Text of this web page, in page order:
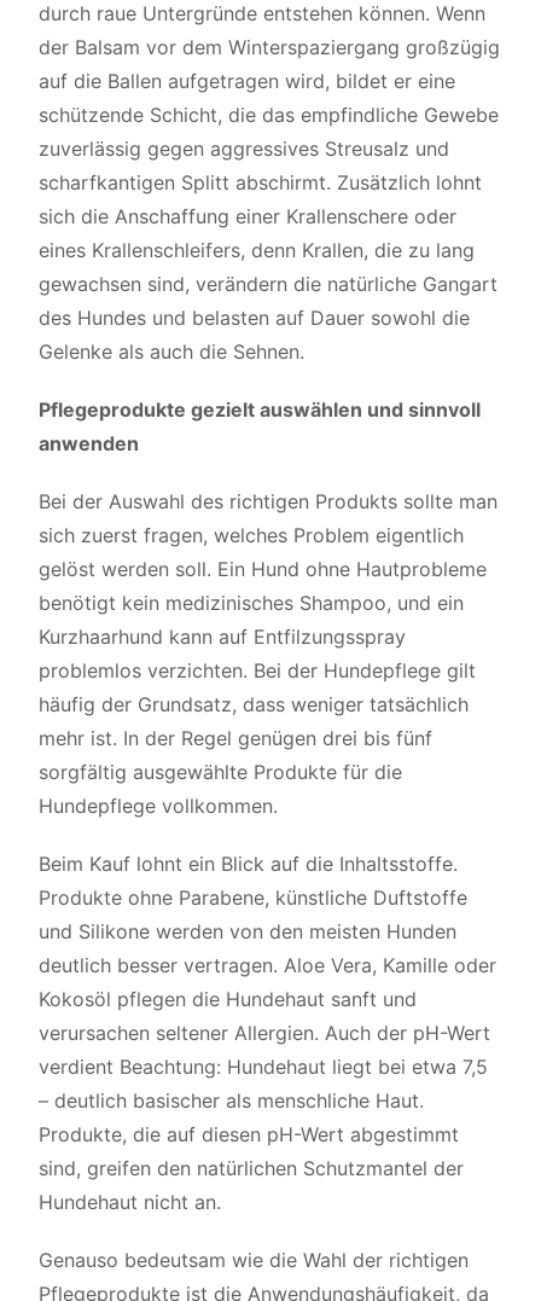
durch raue Untergründe entstehen können. Wenn
der Balsam vor dem Winterspaziergang großzügig
auf die Ballen aufgetragen wird, bildet er eine
schützende Schicht, die das empfindliche Gewebe
zuverlässig gegen aggressives Streusalz und
scharfkantigen Splitt abschirmt. Zusätzlich lohnt
sich die Anschaffung einer Krallenschere oder
eines Krallenschleifers, denn Krallen, die zu lang
gewachsen sind, verändern die natürliche Gangart
des Hundes und belasten auf Dauer sowohl die
Gelenke als auch die Sehnen.
Pflegeprodukte gezielt auswählen und sinnvoll
anwenden
Bei der Auswahl des richtigen Produkts sollte man
sich zuerst fragen, welches Problem eigentlich
gelöst werden soll. Ein Hund ohne Hautprobleme
benötigt kein medizinisches Shampoo, und ein
Kurzhaarhund kann auf Entfilzungsspray
problemlos verzichten. Bei der Hundepflege gilt
häufig der Grundsatz, dass weniger tatsächlich
mehr ist. In der Regel genügen drei bis fünf
sorgfältig ausgewählte Produkte für die
Hundepflege vollkommen.
Beim Kauf lohnt ein Blick auf die Inhaltsstoffe.
Produkte ohne Parabene, künstliche Duftstoffe
und Silikone werden von den meisten Hunden
deutlich besser vertragen. Aloe Vera, Kamille oder
Kokosöl pflegen die Hundehaut sanft und
verursachen seltener Allergien. Auch der pH-Wert
verdient Beachtung: Hundehaut liegt bei etwa 7,5
– deutlich basischer als menschliche Haut.
Produkte, die auf diesen pH-Wert abgestimmt
sind, greifen den natürlichen Schutzmantel der
Hundehaut nicht an.
Genauso bedeutsam wie die Wahl der richtigen
Pflegeprodukte ist die Anwendungshäufigkeit, da